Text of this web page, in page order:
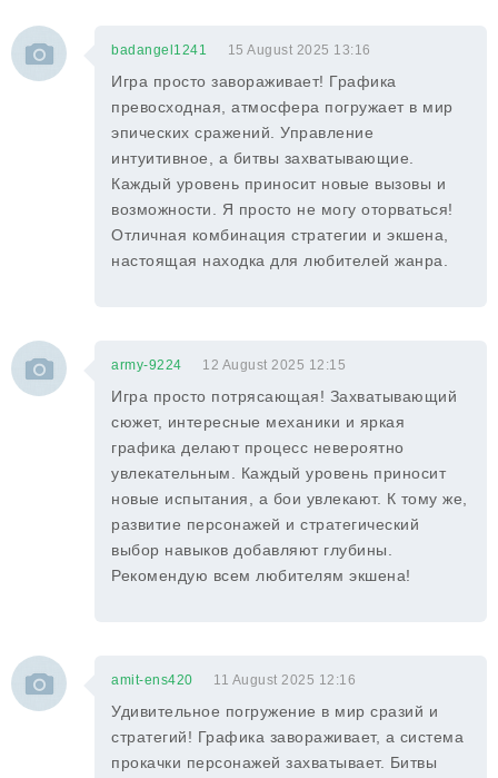
badangel1241 15 August 2025 13:16
Игра просто завораживает! Графика
превосходная, атмосфера погружает в мир
эпических сражений. Управление
интуитивное, а битвы захватывающие.
Каждый уровень приносит новые вызовы и
возможности. Я просто не могу оторваться!
Отличная комбинация стратегии и экшена,
настоящая находка для любителей жанра.
army-9224 12 August 2025 12:15
Игра просто потрясающая! Захватывающий
сюжет, интересные механики и яркая
графика делают процесс невероятно
увлекательным. Каждый уровень приносит
новые испытания, а бои увлекают. К тому же,
развитие персонажей и стратегический
выбор навыков добавляют глубины.
Рекомендую всем любителям экшена!
amit-ens420 11 August 2025 12:16
Удивительное погружение в мир сразий и
стратегий! Графика завораживает, а система
прокачки персонажей захватывает. Битвы